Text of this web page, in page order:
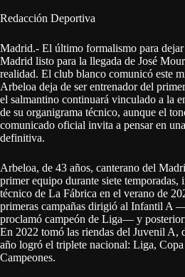
Redacción Deportiva
Madrid.- El último formalismo para
Madrid listo para la llegada de José
realidad. El club blanco comunicó este
Arbeloa deja de ser entrenador del
el salmantino continuará vinculado a la
de su organigrama técnico, aunque el
comunicado oficial invita a pensar en
definitiva.
Arbeloa, de 43 años, canterano del
primer equipo durante siete temporadas,
técnico de La Fábrica en el verano de
primeras campañas dirigió al Infantil A
proclamó campeón de Liga— y
En 2022 tomó las riendas del Juvenil A,
año logró el triplete nacional: Liga,
Campeones.